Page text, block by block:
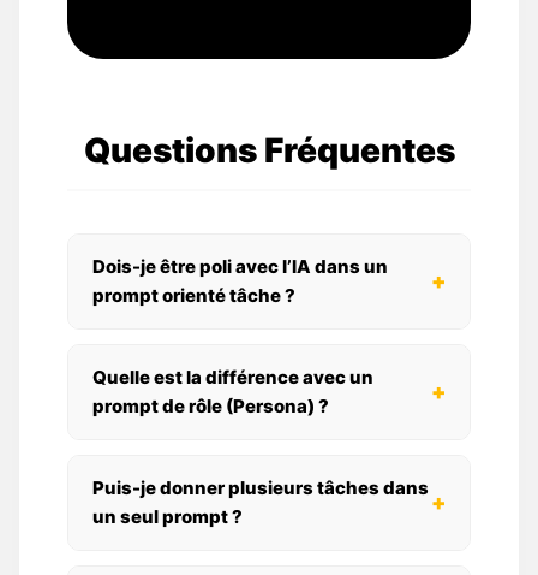
Questions Fréquentes
Dois-je être poli avec l’IA dans un
prompt orienté tâche ?
+
Quelle est la différence avec un
prompt de rôle (Persona) ?
+
Puis-je donner plusieurs tâches dans
un seul prompt ?
+